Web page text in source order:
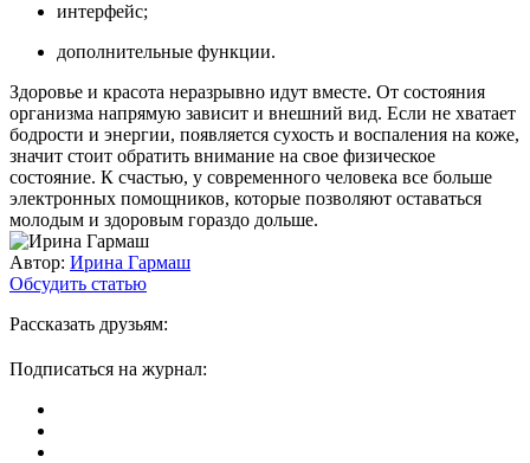
интерфейс;
дополнительные функции.
Здоровье и красота неразрывно идут вместе. От состояния
организма напрямую зависит и внешний вид. Если не хватает
бодрости и энергии, появляется сухость и воспаления на коже,
значит стоит обратить внимание на свое физическое
состояние. К счастью, у современного человека все больше
электронных помощников, которые позволяют оставаться
молодым и здоровым гораздо дольше.
Автор: Ирина Гармаш
Обсудить статью
Рассказать друзьям:
Подписаться на журнал: